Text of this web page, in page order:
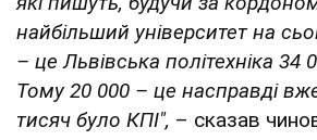
найбільший університет на
– це Львівська політехніка 34
Тому 20 000 – це насправді
тисяч було КПІ", – сказав